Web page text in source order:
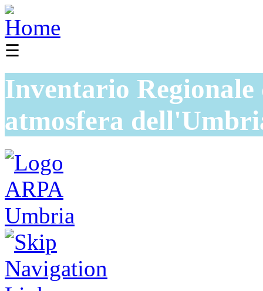
☰
Inventario
atmosfera